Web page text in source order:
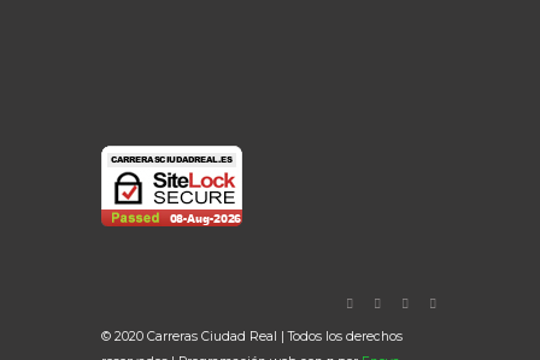
© 2020 Carreras Ciudad Real | Todos los derechos